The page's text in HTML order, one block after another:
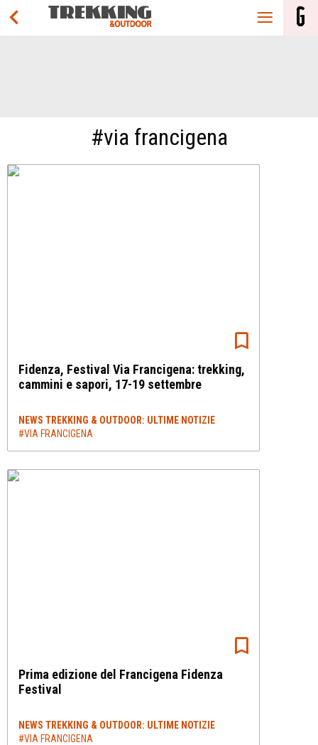
#via francigena
Fidenza, Festival Via Francigena: trekking,
cammini e sapori, 17-19 settembre
NEWS TREKKING & OUTDOOR: ULTIME NOTIZIE
#VIA FRANCIGENA
Prima edizione del Francigena Fidenza
Festival
NEWS TREKKING & OUTDOOR: ULTIME NOTIZIE
#VIA FRANCIGENA